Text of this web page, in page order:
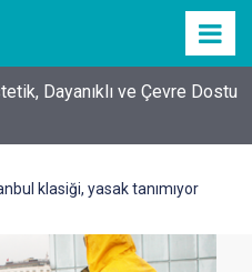
Dayanıklı ve Çevre Dostu
klasiği, yasak tanımıyor